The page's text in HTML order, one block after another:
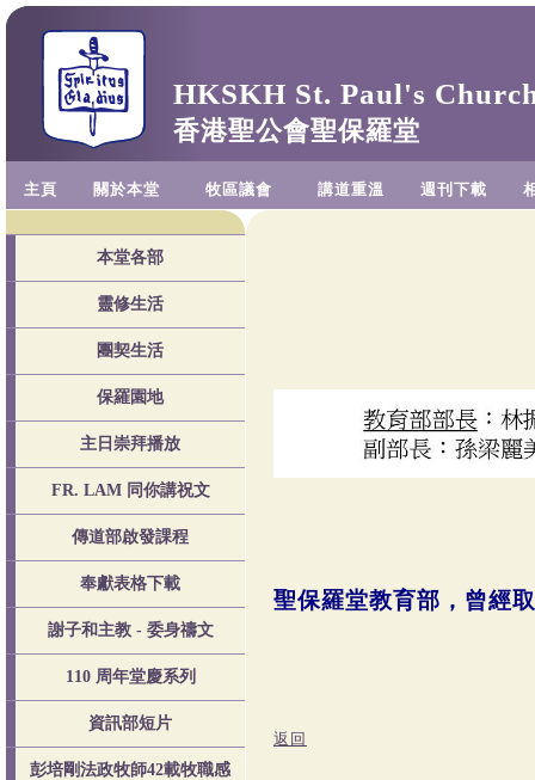
HKSKH St. Paul's
香港聖公會聖保羅堂
主頁 關於本堂 牧區議會 講道重溫 週刊下載
本堂各部
靈修生活
團契生活
保羅園地
主日崇拜播放
FR. LAM 同你講祝文
傳道部啟發課程
奉獻表格下載
謝子和主教 - 委身禱文
110 周年堂慶系列
資訊部短片
彭培剛法政牧師42載牧職感
聖保羅堂教育部，曾經
返回